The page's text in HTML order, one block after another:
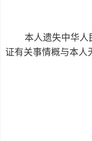
遗
本人遗失中华人民
证有关事情概与本人